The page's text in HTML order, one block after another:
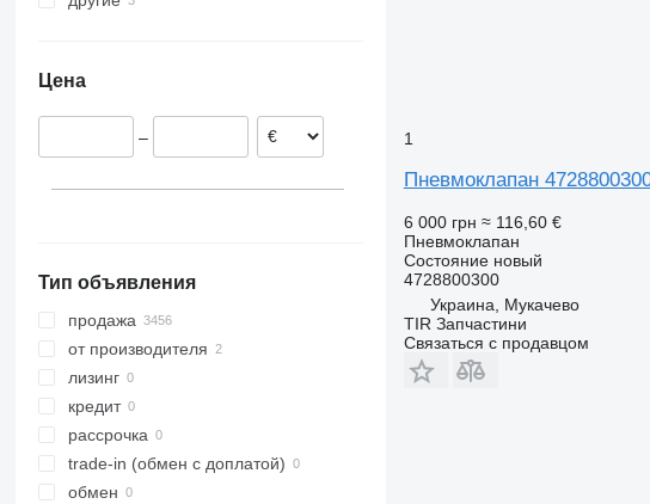
Дания
Литва
Цена
–
Тип объявления
продажа
от производителя
лизинг
кредит
рассрочка
trade-in (обмен с доплатой)
обмен
1
Пневмоклапан
6 000 грн ≈ 116,60 €
Пневмоклапан
Состояниеновый
4728800300
Украина, Мукачево
TIR Запчастини
Связаться с продавцом